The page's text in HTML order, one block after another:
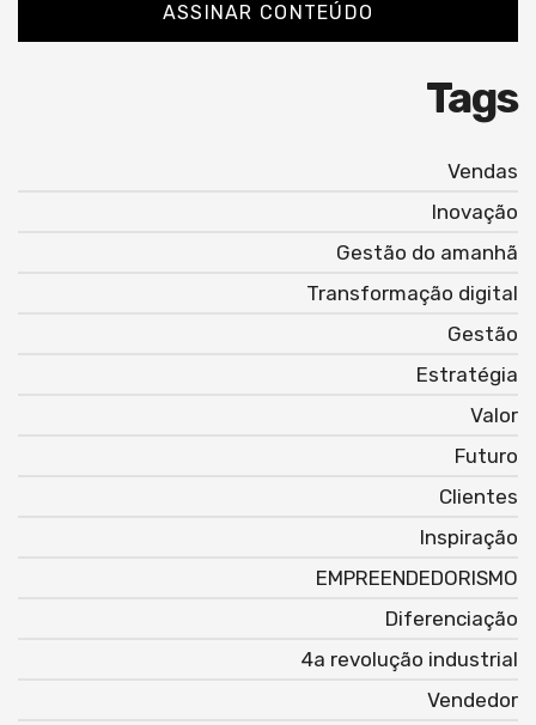
ASSINAR CONTEÚDO
Tags
Vendas
Inovação
Gestão do amanhã
Transformação digital
Gestão
Estratégia
Valor
Futuro
Clientes
Inspiração
EMPREENDEDORISMO
Diferenciação
4a revolução industrial
Vendedor